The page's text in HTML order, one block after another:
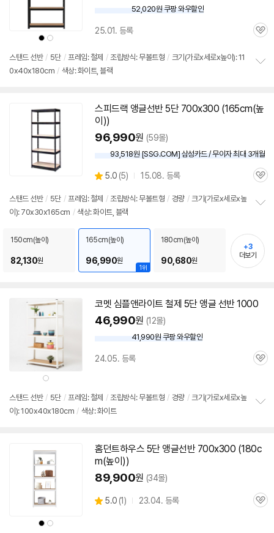
상
품
색
상
상
품
상
할
가
52,020원 쿠팡 와우할인
25.01. 등록
관
스탠드 선반 / 5단 / 프레임: 철제 / 조립방식: 무볼트형 / 크기(가로x세로x높이): 11
0x40x180cm / 색상: 화이트, 블랙
치
스피드랙 앵글선반5단700x300 (165cm(높
이))
96,990원 (59몰)
93,518원 [SSG.COM] 삼성카드 / 무이자 최대 3개월
별
점
5.0 (상
리
뷰
5) 15.08. 등록
관
스탠드 선반 / 5단 / 프레임: 철제 / 조립방식: 무볼트형 / 경량 / 크기(가로x세로x높
이): 70x30x165cm / 색상: 화이트, 블랙
치
기
150cm(높이)
82,130원
1위
165cm(높이)
96,990원
180cm(높이)
90,680원
+3
더보기
상
품
상
코멧 심플앤라이트 철제 5단 앵글 선반1000
46,990원 (12몰)
할
41,990원 쿠팡 와우할인
24.05. 등록
관
스탠드 선반 / 5단 / 프레임: 철제 / 조립방식: 무볼트형 / 경량 / 크기(가로x세로x높
이): 100x40x180cm / 색상: 화이트
치
상
품
상
품
홈던트하우스 5단 앵글선반700x300 (180c
m(높이))
89,900원 (34몰)
별
5.0 (상
1) 23.04. 등록
관